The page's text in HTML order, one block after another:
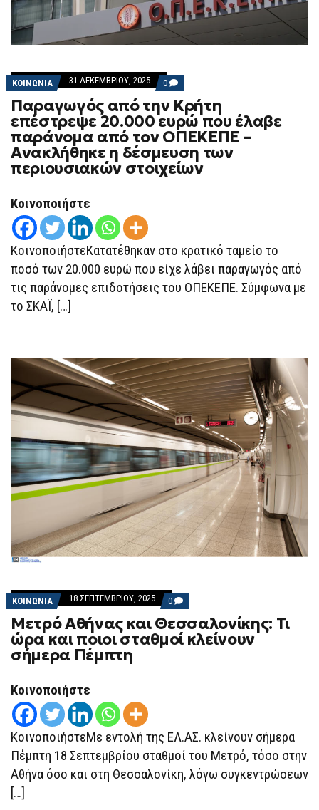
ΚΟΙΝΩΝΙΑ 31 ΔΕΚΕΜΒΡΊΟΥ, 2025 0 COMMENTS
ON
ΠΑΡΑΓΩΓΌΣ
ΑΠΌ
ΤΗΝ
ΚΡΉΤΗ
20.000
ΕΥΡΏ
ΑΝΑΚΛΉΘΗΚΕ
Η
ΔΈΣΜΕΥΣΗ
ΤΩΝ
Παραγωγός από την Κρήτη
επέστρεψε 20.000 ευρώ που έλαβε
παράνομα από τον ΟΠΕΚΕΠΕ –
Ανακλήθηκε η δέσμευση των
περιουσιακών στοιχείων
Κοινοποιήστε
ΚοινοποιήστεΚατατέθηκαν στο κρατικό ταμείο το
ποσό των 20.000 ευρώ που είχε λάβει παραγωγός από
τις παράνομες επιδοτήσεις του ΟΠΕΚΕΠΕ. Σύμφωνα με
το ΣΚΑΪ, […]
ΚΟΙΝΩΝΙΑ 18 ΣΕΠΤΕΜΒΡΊΟΥ, 2025 0 COMMENTS
ON
ΜΕΤΡΌ
ΑΘΉΝΑΣ
ΚΑΙ
ΠΈΜΠΤΗ
Μετρό Αθήνας και Θεσσαλονίκης: Τι
ώρα και ποιοι σταθμοί κλείνουν
σήμερα Πέμπτη
Κοινοποιήστε
ΚοινοποιήστεΜε εντολή της ΕΛ.ΑΣ. κλείνουν σήμερα
Πέμπτη 18 Σεπτεμβρίου σταθμοί του Μετρό, τόσο στην
Αθήνα όσο και στη Θεσσαλονίκη, λόγω συγκεντρώσεων
[…]